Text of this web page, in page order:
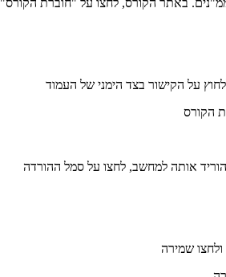
על הקישור בצד הימני של העמוד
אותה למחשב, לחצו על סמל ההורדה
שמירה